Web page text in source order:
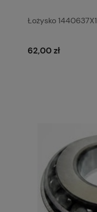
Łożysko 1440637X1
62,00 zł